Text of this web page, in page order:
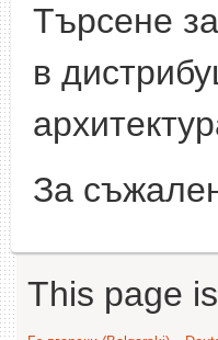
Търсене
в
За
This page